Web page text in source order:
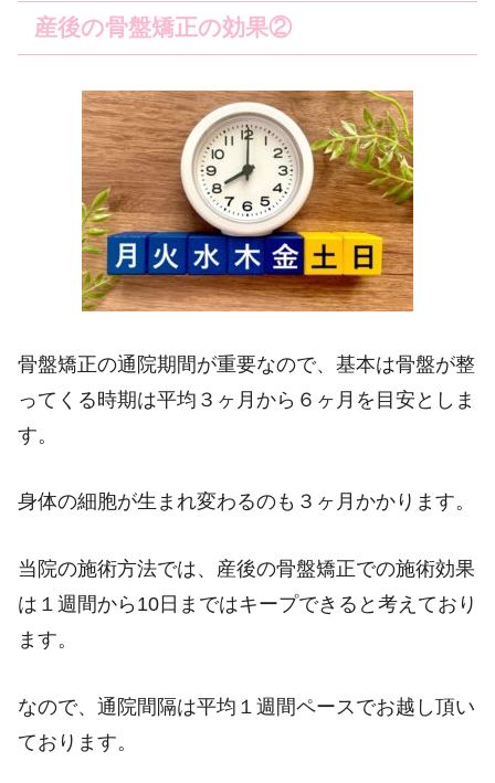
産後の骨盤矯正の効果②
骨盤矯正の通院期間が重要なので、基本は骨盤が整
ってくる時期は平均３ヶ月から６ヶ月を目安としま
す。
身体の細胞が生まれ変わるのも３ヶ月かかります。
当院の施術方法では、産後の骨盤矯正での施術効果
は１週間から10日まではキープできると考えており
ます。
なので、通院間隔は平均１週間ペースでお越し頂い
ております。